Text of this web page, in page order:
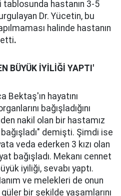
hastanın 3-5
Dr. Yücetin, bu
halinde hastanın
.
BÜYÜK İYİLİĞİ YAPTI'
Bektaş'ın hayatını
bağışladığını
nakil olan bir hastamız
demişti. Şimdi ise
veda ederken 3 kızı olan
bağışladı. Mekanı cennet
iyiliği, sevabı yaptı.
ve melekleri de onun
bir şekilde yaşamlarını